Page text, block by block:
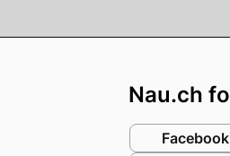
Nau.ch
Facebook